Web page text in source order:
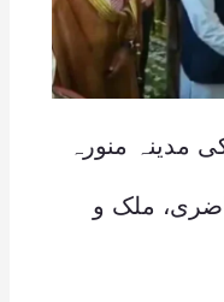
مدینہ منورہ
ملک و